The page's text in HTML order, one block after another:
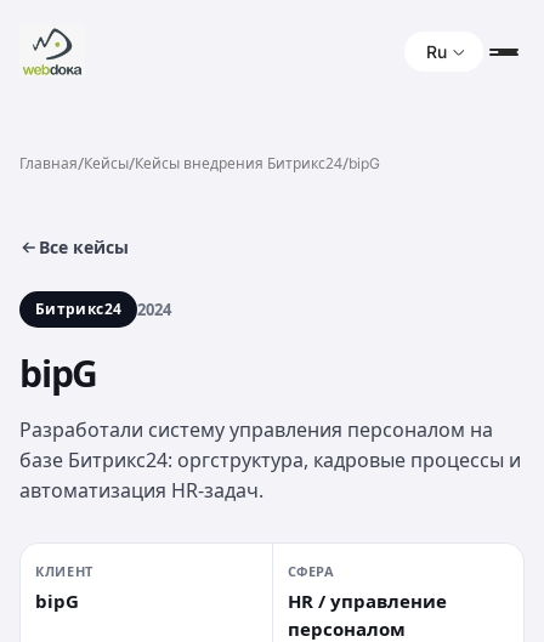
Ru
Главная/Кейсы/Кейсы внедрения Битрикс24/bipG
Все кейсы
Битрикс24 2024
bipG
Разработали систему управления персоналом на
базе Битрикс24: оргструктура, кадровые процессы и
автоматизация HR-задач.
КЛИЕНТ
bipG
СФЕРА
HR / управление
персоналом